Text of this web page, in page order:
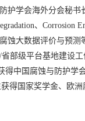
护学会海外分会秘
、Corrosion
蚀大数据评价与预
级平台基地建设工
得中国腐蚀与防护
得国家奖学金、欧